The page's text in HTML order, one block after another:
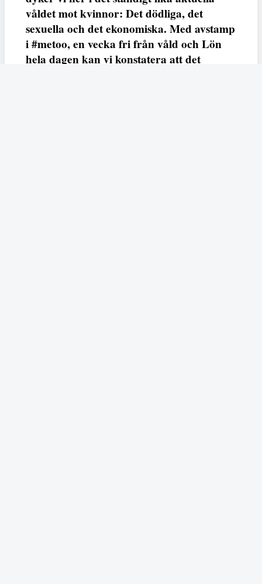
våldet mot kvinnor: Det dödliga, det
sexuella och det ekonomiska. Med avstamp
i #metoo, en vecka fri från våld och Lön
hela dagen kan vi konstatera att det